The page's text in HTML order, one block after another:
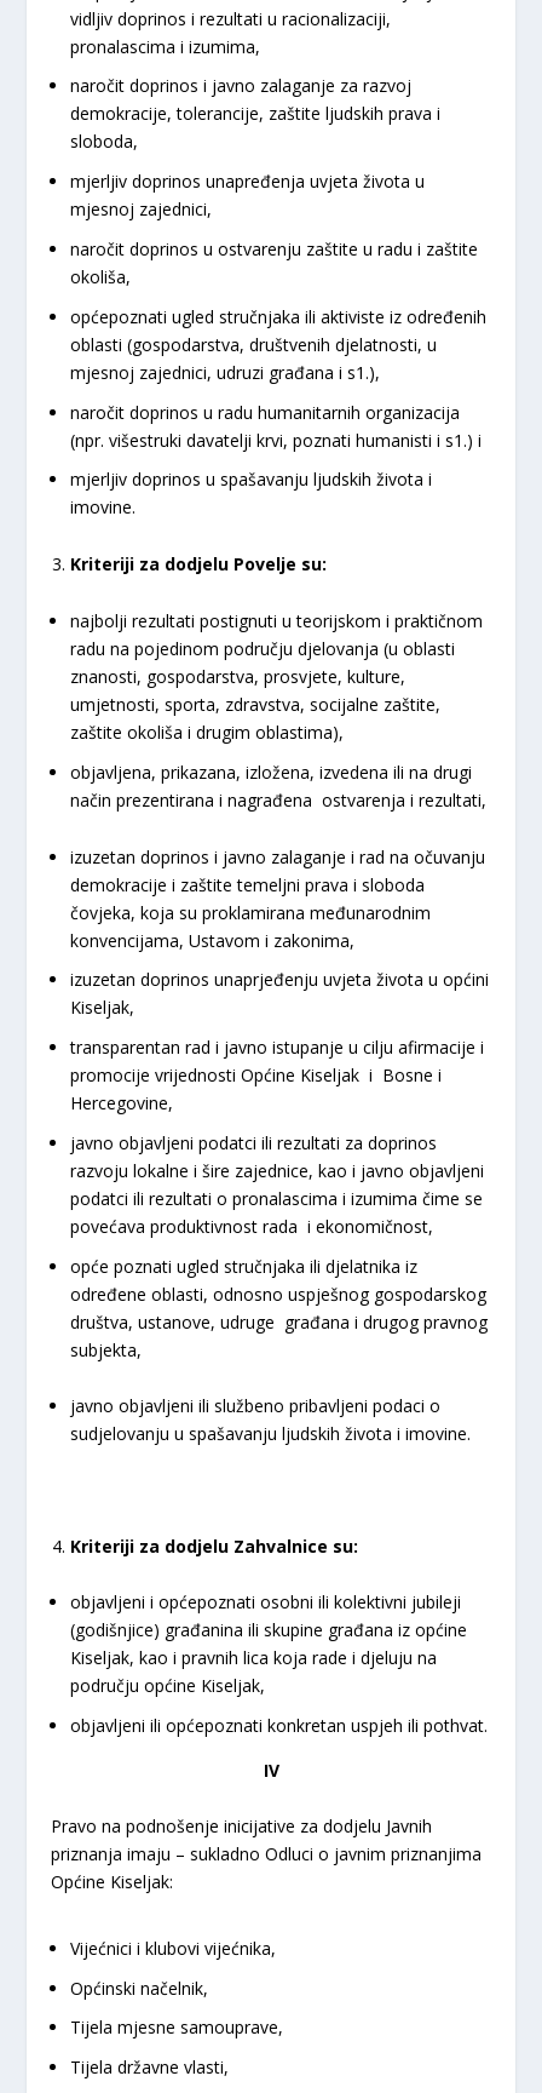
vidljiv doprinos i rezultati u racionalizaciji,
pronalascima i izumima,
naročit doprinos i javno zalaganje za razvoj
demokracije, tolerancije, zaštite ljudskih prava i
sloboda,
mjerljiv doprinos unapređenja uvjeta života u
mjesnoj zajednici,
naročit doprinos u ostvarenju zaštite u radu i zaštite
okoliša,
općepoznati ugled stručnjaka ili aktiviste iz određenih
oblasti (gospodarstva, društvenih djelatnosti, u
mjesnoj zajednici, udruzi građana i s1.),
naročit doprinos u radu humanitarnih organizacija
(npr. višestruki davatelji krvi, poznati humanisti i s1.) i
mjerljiv doprinos u spašavanju ljudskih života i
imovine.
Kriteriji za dodjelu Povelje su:
najbolji rezultati postignuti u teorijskom i praktičnom
radu na pojedinom području djelovanja (u oblasti
znanosti, gospodarstva, prosvjete, kulture,
umjetnosti, sporta, zdravstva, socijalne zaštite,
zaštite okoliša i drugim oblastima),
objavljena, prikazana, izložena, izvedena ili na drugi
način prezentirana i nagrađena ostvarenja i rezultati,
izuzetan doprinos i javno zalaganje i rad na očuvanju
demokracije i zaštite temeljni prava i sloboda
čovjeka, koja su proklamirana međunarodnim
konvencijama, Ustavom i zakonima,
izuzetan doprinos unaprjeđenju uvjeta života u općini
Kiseljak,
transparentan rad i javno istupanje u cilju afirmacije i
promocije vrijednosti Općine Kiseljak i Bosne i
Hercegovine,
javno objavljeni podatci ili rezultati za doprinos
razvoju lokalne i šire zajednice, kao i javno objavljeni
podatci ili rezultati o pronalascima i izumima čime se
povećava produktivnost rada i ekonomičnost,
opće poznati ugled stručnjaka ili djelatnika iz
određene oblasti, odnosno uspješnog gospodarskog
društva, ustanove, udruge građana i drugog pravnog
subjekta,
javno objavljeni ili službeno pribavljeni podaci o
sudjelovanju u spašavanju ljudskih života i imovine.
Kriteriji za dodjelu Zahvalnice su:
objavljeni i općepoznati osobni ili kolektivni jubileji
(godišnjice) građanina ili skupine građana iz općine
Kiseljak, kao i pravnih lica koja rade i djeluju na
području općine Kiseljak,
objavljeni ili općepoznati konkretan uspjeh ili pothvat.
IV
Pravo na podnošenje inicijative za dodjelu Javnih
priznanja imaju – sukladno Odluci o javnim priznanjima
Općine Kiseljak:
Vijećnici i klubovi vijećnika,
Općinski načelnik,
Tijela mjesne samouprave,
Tijela državne vlasti,